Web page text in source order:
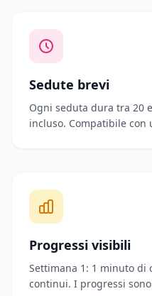
Sedute brevi
Ogni seduta dura tra 20
incluso. Compatibile con
Progressi visibili
Settimana 1: 1 minuto di
continui. I progressi